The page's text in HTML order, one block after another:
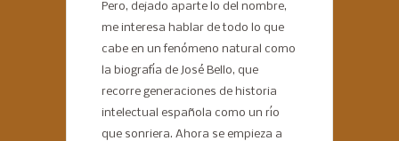
Pero, dejado aparte lo del nombre,
me interesa hablar de todo lo que
cabe en un fenómeno natural como
la biografía de José Bello, que
recorre generaciones de historia
intelectual española como un río
que sonriera. Ahora se empieza a